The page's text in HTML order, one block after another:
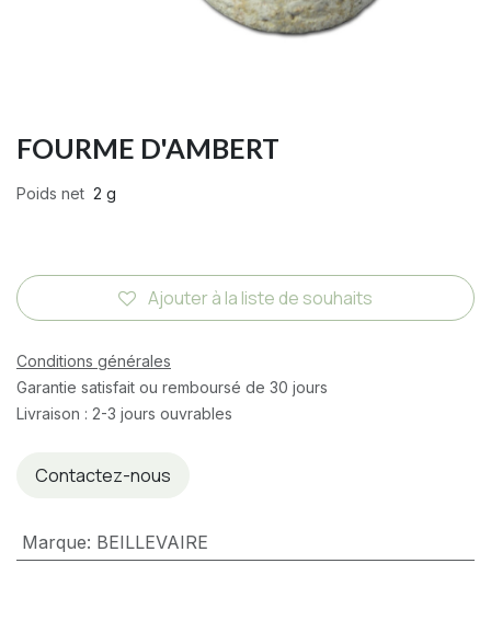
FOURME D'AMBERT
Poids net 2 g
Ajouter à la liste de souhaits
Conditions générales
Garantie satisfait ou remboursé de 30 jours
Livraison : 2-3 jours ouvrables
Contactez-nous
Marque: BEILLEVAIRE